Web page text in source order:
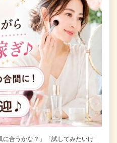
に合うかな？」「試してみたいけ